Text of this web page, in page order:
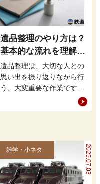
遺品整理のやり方は？
基本的な流れを理解し
て買取・処分をスムー
ズに進めよう
遺品整理は、大切な人との
思い出を振り返りながら行
う、大変重要な作業です。
しかし、どこから手をつけ
れば良いのかやり方が分か
2025.07.03
雑学・小ネタ